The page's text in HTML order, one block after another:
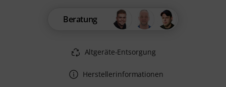
Beratung
Altgeräte-Entsorgung
Herstellerinformationen